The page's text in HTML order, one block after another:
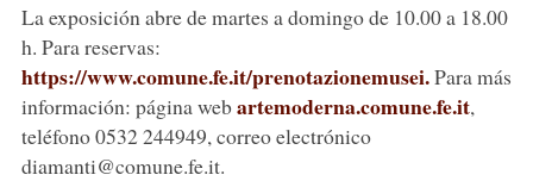
La exposición abre de martes a domingo de 10.00 a 18.00
h. Para reservas:
https://www.comune.fe.it/prenotazionemusei.Para más
información: página webartemoderna.comune.fe.it,
teléfono 0532 244949, correo electrónico
diamanti@comune.fe.it.